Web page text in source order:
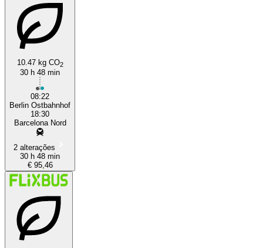
10.47 kg CO2
30 h 48 min
08:22
Berlin Ostbahnhof
18:30
Barcelona Nord
2 alterações
30 h 48 min
€ 95,46